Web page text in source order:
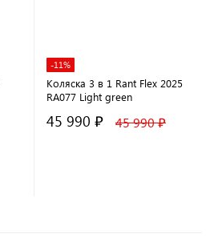
-11%
Коляска 3 в 1 Rant Flex 2025
RA077 Light green
45 990 ₽ 45 990 ₽